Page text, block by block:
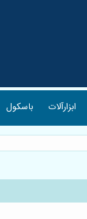
ابزارآلات باسکول